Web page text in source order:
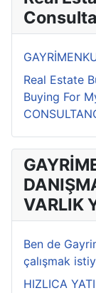
Real Estate
Buying For
VARLIK
Ben de
çalışmak
HIZLICA